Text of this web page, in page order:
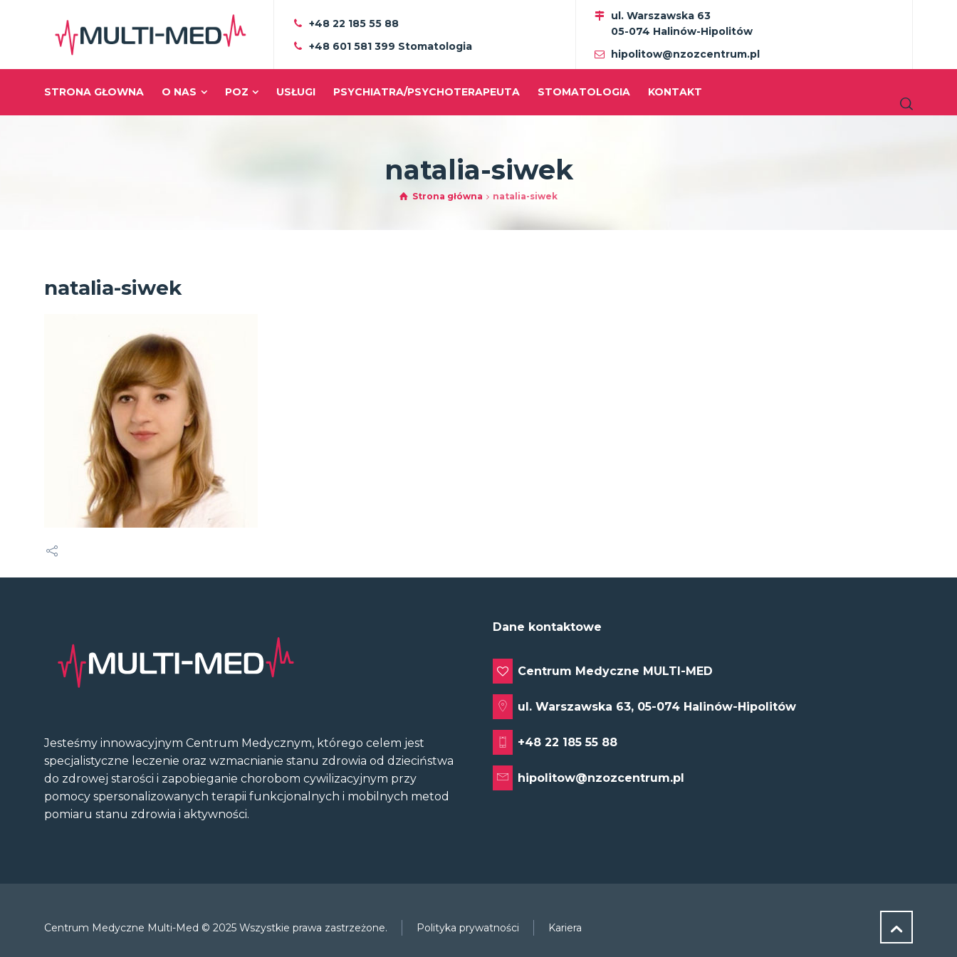
+48 22 185 55 88
+48 601 581 399 Stomatologia
ul. Warszawska 63
05-074 Halinów-Hipolitów
hipolitow@nzozcentrum.pl
STRONA GŁOWNA O NAS POZ USŁUGI PSYCHIATRA/PSYCHOTERAPEUTA STOMATOLOGIA KONTAKT
natalia-siwek
Strona główna natalia-siwek
natalia-siwek
Jesteśmy innowacyjnym Centrum Medycznym, którego celem jest
specjalistyczne leczenie oraz wzmacnianie stanu zdrowia od dzieciństwa
do zdrowej starości i zapobieganie chorobom cywilizacyjnym przy
pomocy spersonalizowanych terapii funkcjonalnych i mobilnych metod
pomiaru stanu zdrowia i aktywności.
Dane kontaktowe
Centrum Medyczne MULTI-MED
ul. Warszawska 63, 05-074 Halinów-Hipolitów
+48 22 185 55 88
hipolitow@nzozcentrum.pl
Centrum Medyczne Multi-Med © 2025 Wszystkie prawa zastrzeżone. Polityka prywatności Kariera